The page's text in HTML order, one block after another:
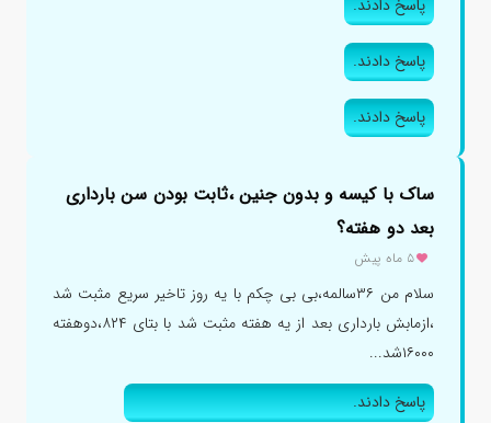
پاسخ دادند.
پاسخ دادند.
پاسخ دادند.
ساک با کیسه و بدون جنین ،ثابت بودن سن بارداری
بعد دو هفته؟
۵ ماه پیش
سلام من ۳۶سالمه،بی بی چکم با یه روز تاخیر سریع مثبت شد
،ازمابش بارداری بعد از یه هفته مثبت شد با بتای ۸۲۴،دوهفته
۱۶۰۰۰شد...
پاسخ دادند.